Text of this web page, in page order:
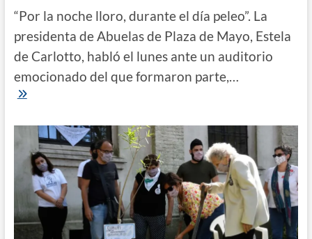
“Por la noche lloro, durante el día peleo”. La
presidenta de Abuelas de Plaza de Mayo, Estela
de Carlotto, habló el lunes ante un auditorio
emocionado del que formaron parte,…
Estela
homenajeada
en
España:
noche
lloro,
durante